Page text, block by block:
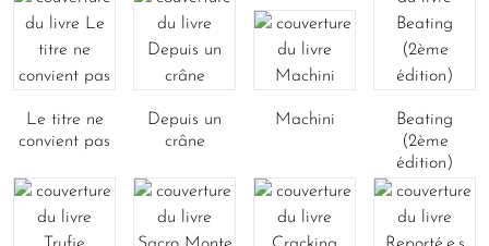
Le titre ne
convient pas
Depuis un
crâne
Machini
Beating
(2ème
édition)